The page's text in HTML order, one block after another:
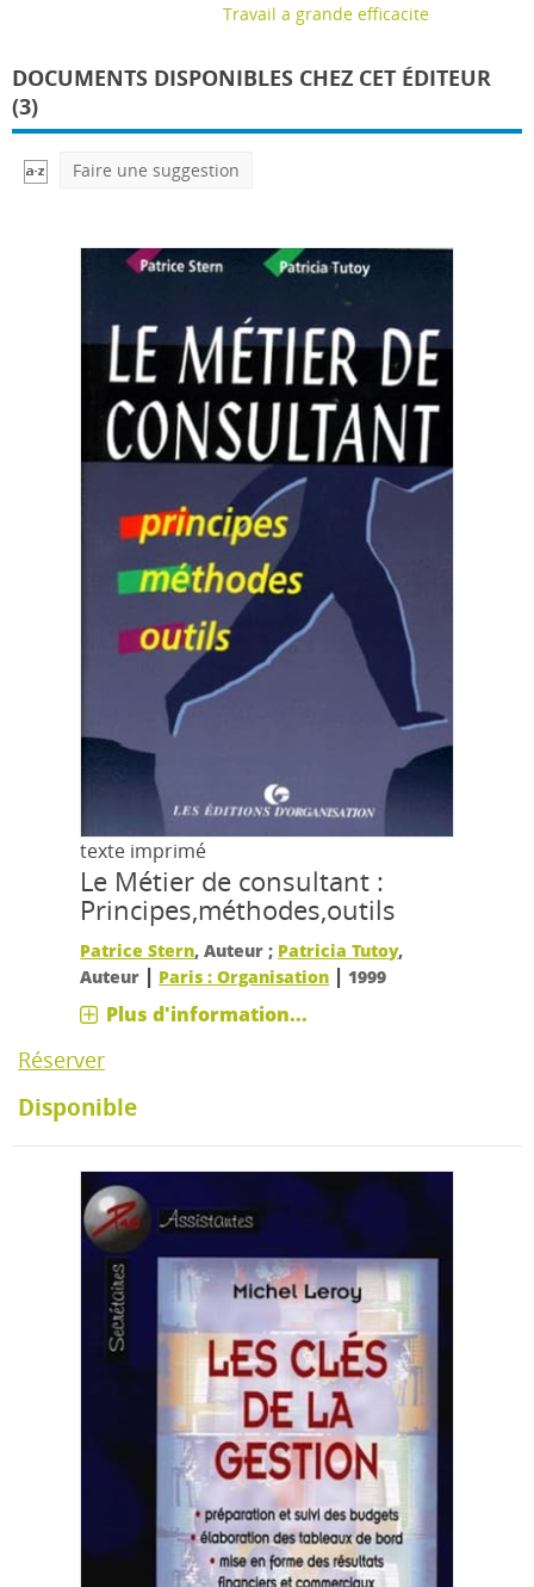
Travail a grande efficacite
DOCUMENTS DISPONIBLES CHEZ CET ÉDITEUR
(3)
Faire une suggestion
texte imprimé
Le Métier de consultant :
Principes,méthodes,outils
Patrice Stern, Auteur ; Patricia Tutoy,
Auteur | Paris : Organisation | 1999
Plus d'information...
Réserver
Disponible